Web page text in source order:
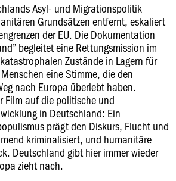
Asyl- und Migrationspolitik
Grundsätzen entfernt, eskaliert
der EU. Die Dokumentation
begleitet eine Rettungsmission im
Zustände in Lagern für
eine Stimme, die den
nach Europa überlebt haben.
Film auf die politische und
in Deutschland: Ein
prägt den Diskurs, Flucht und
kriminalisiert, und humanitäre
Deutschland gibt hier immer wieder
zieht nach.